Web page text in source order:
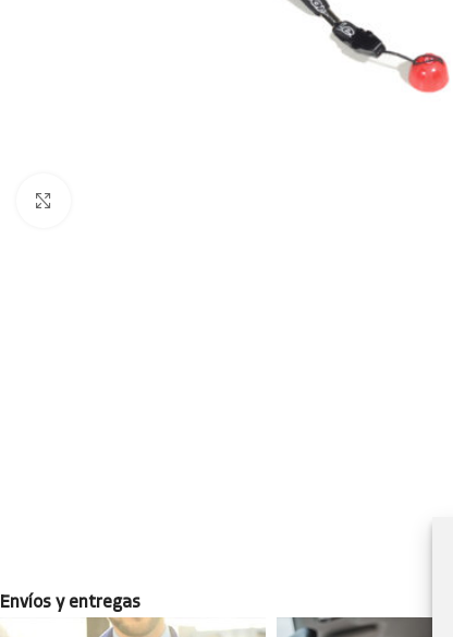
Envíos y entregas